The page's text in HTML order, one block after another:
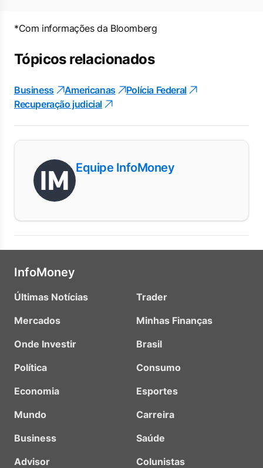
*Com informações da Bloomberg
Tópicos relacionados
Business Americanas
Polícia Federal
Recuperação judicial
Equipe InfoMoney
InfoMoney
Últimas Notícias
Mercados
Onde Investir
Política
Economia
Mundo
Business
Advisor
Trader
Minhas Finanças
Brasil
Consumo
Esportes
Carreira
Saúde
Colunistas